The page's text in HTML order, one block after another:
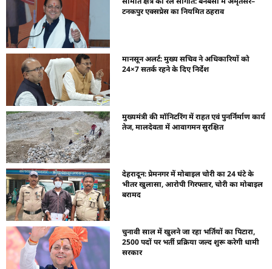
टनकपुर एक्सप्रेस का नियमित ठहराव
मानसून अलर्ट: मुख्य सचिव ने अधिकारियों को
24×7 सतर्क रहने के दिए निर्देश
मुख्यमंत्री की मॉनिटरिंग में राहत एवं पुनर्निर्माण कार्य
तेज, मालदेवता में आवागमन सुरक्षित
देहरादून: प्रेमनगर में मोबाइल चोरी का 24 घंटे के
भीतर खुलासा, आरोपी गिरफ्तार, चोरी का मोबाइल
बरामद
चुनावी साल में खुलने जा रहा भर्तियों का पिटारा,
2500 पदों पर भर्ती प्रक्रिया जल्द शुरू करेगी धामी
सरकार